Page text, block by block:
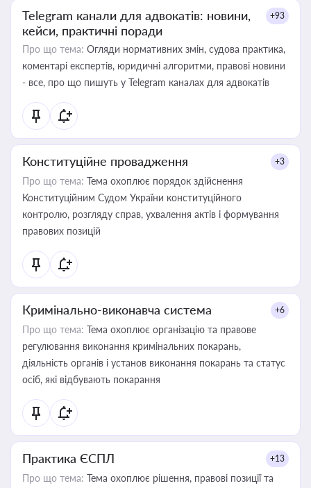
Telegram канали для адвокатів: новини,
кейси, практичні поради
+93
Про що тема: Огляди нормативних змін, судова практика,
коментарі експертів, юридичні алгоритми, правові новини
- все, про що пишуть у Telegram каналах для адвокатів
Конституційне провадження +3
Про що тема: Тема охоплює порядок здійснення
Конституційним Судом України конституційного
контролю, розгляду справ, ухвалення актів і формування
правових позицій
Кримінально-виконавча система +6
Про що тема: Тема охоплює організацію та правове
регулювання виконання кримінальних покарань,
діяльність органів і установ виконання покарань та статус
осіб, які відбувають покарання
Практика ЄСПЛ +13
Про що тема: Тема охоплює рішення, правові позиції та